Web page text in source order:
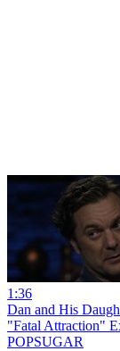
1:36
Dan and His
"Fatal Attraction"
POPSUGAR